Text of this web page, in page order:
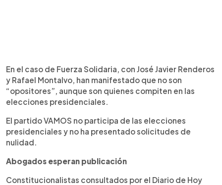
En el caso de Fuerza Solidaria, con José Javier Renderos
y Rafael Montalvo, han manifestado que no son
“opositores”, aunque son quienes compiten en las
elecciones presidenciales.
El partido VAMOS no participa de las elecciones
presidenciales y no ha presentado solicitudes de
nulidad.
Abogados esperan publicación
Constitucionalistas consultados por el Diario de Hoy